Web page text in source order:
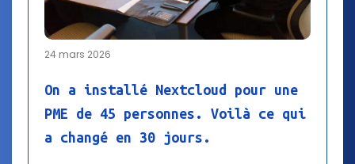
24 mars 2026
On a installé Nextcloud pour une
PME de 45 personnes. Voilà ce qui
a changé en 30 jours.